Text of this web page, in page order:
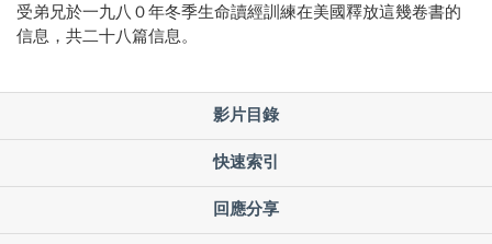
受弟兄於一九八０年冬季生命讀經訓練在美國釋放這幾卷書的
信息，共二十八篇信息。
影片目錄
快速索引
回應分享